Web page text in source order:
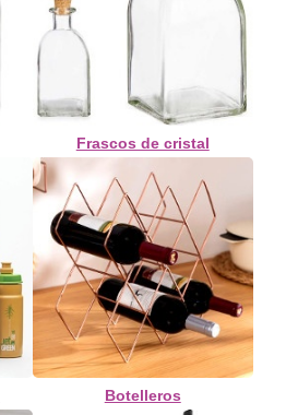
Frascos de cristal
Botelleros